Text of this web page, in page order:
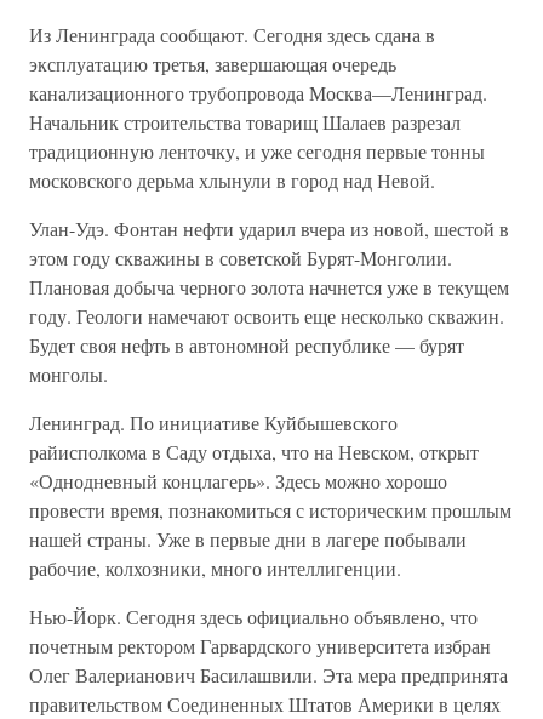
Из Ленинграда сообщают. Сегодня здесь сдана в
эксплуатацию третья, завершающая очередь
канализационного трубопровода Москва—Ленинград.
Начальник строительства товарищ Шалаев разрезал
традиционную ленточку, и уже сегодня первые тонны
московского дерьма хлынули в город над Невой.
Улан-Удэ. Фонтан нефти ударил вчера из новой, шестой в
этом году скважины в советской Бурят-Монголии.
Плановая добыча черного золота начнется уже в текущем
году. Геологи намечают освоить еще несколько скважин.
Будет своя нефть в автономной республике — бурят
монголы.
Ленинград. По инициативе Куйбышевского
райисполкома в Саду отдыха, что на Невском, открыт
«Однодневный концлагерь». Здесь можно хорошо
провести время, познакомиться с историческим прошлым
нашей страны. Уже в первые дни в лагере побывали
рабочие, колхозники, много интеллигенции.
Нью-Йорк. Сегодня здесь официально объявлено, что
почетным ректором Гарвардского университета избран
Олег Валерианович Басилашвили. Эта мера предпринята
правительством Соединенных Штатов Америки в целях